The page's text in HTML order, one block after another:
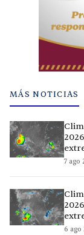
MÁS NOTICIAS
7 ago
6 ago